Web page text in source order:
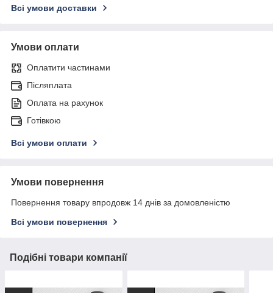
Всі умови доставки
Умови оплати
Оплатити частинами
Післяплата
Оплата на рахунок
Готівкою
Всі умови оплати
Умови повернення
Повернення товару впродовж 14 днів за домовленістю
Всі умови повернення
Подібні товари компанії